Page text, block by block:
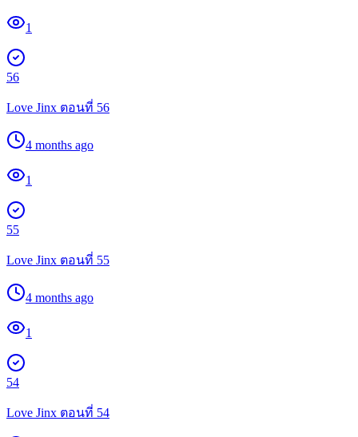
1
56
Love Jinx ตอนที่ 56
4 months ago
1
55
Love Jinx ตอนที่ 55
4 months ago
1
54
Love Jinx ตอนที่ 54